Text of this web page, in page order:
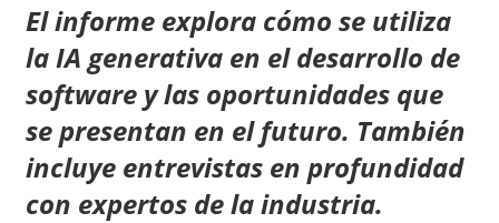
El informe explora cómo se utiliza
la IA generativa en el desarrollo de
software y las oportunidades que
se presentan en el futuro. También
incluye entrevistas en profundidad
con expertos de la industria.